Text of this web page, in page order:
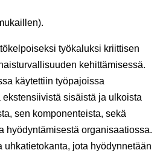
työkaluksi kriittisen
kehittämisessä.
käytettiin työpajoissa
sisäistä ja ulkoista
sen komponenteista, sekä
hyödyntämisestä organisaatiossa.
uhkatietokanta, jota hyödynnetään